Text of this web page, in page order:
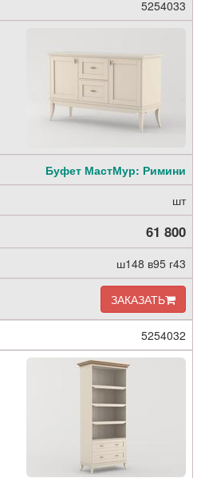
5254033
Буфет МастМур: Римини
шт
61 800
ш148 в95 г43
ЗАКАЗАТЬ
5254032